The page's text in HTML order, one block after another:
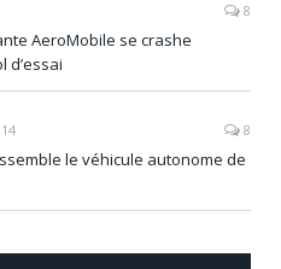
8
AeroMobile se crashe
d’essai
8
le véhicule autonome de